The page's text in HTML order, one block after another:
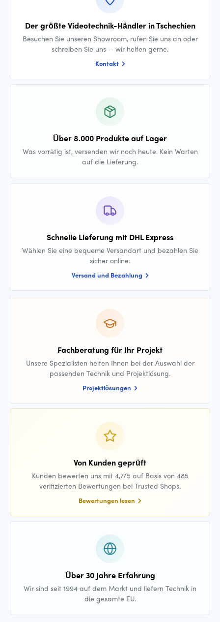
Der größte Videotechnik-Händler in Tschechien
Besuchen Sie unseren Showroom, rufen Sie uns an oder
schreiben Sie uns — wir helfen gerne.
Kontakt
Über 8.000 Produkte auf Lager
Was vorrätig ist, versenden wir noch heute. Kein Warten
auf die Lieferung.
Schnelle Lieferung mit DHL Express
Wählen Sie eine bequeme Versandart und bezahlen Sie
sicher online.
Versand und Bezahlung
Fachberatung für Ihr Projekt
Unsere Spezialisten helfen Ihnen bei der Auswahl der
passenden Technik und Projektlösung.
Projektlösungen
Von Kunden geprüft
Kunden bewerten uns mit 4,7/5 auf Basis von 485
verifizierten Bewertungen bei Trusted Shops.
Bewertungen lesen
Über 30 Jahre Erfahrung
Wir sind seit 1994 auf dem Markt und liefern Technik in
die gesamte EU.